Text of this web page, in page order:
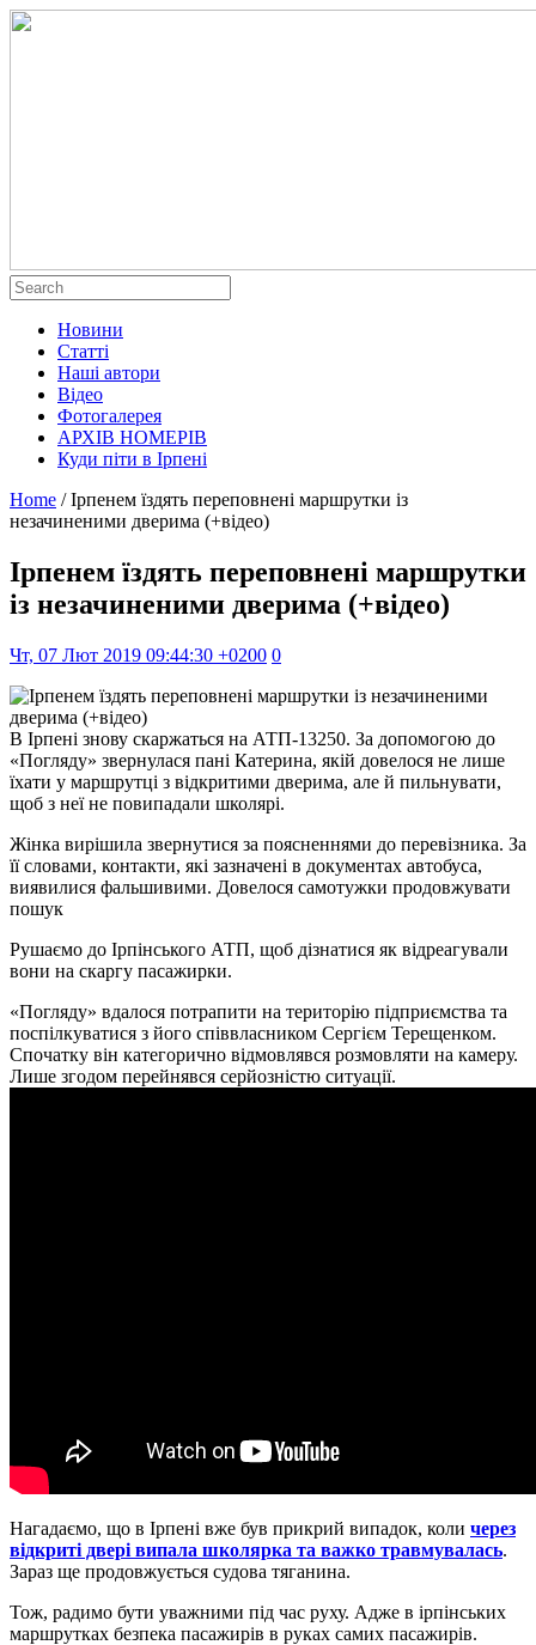
Новини
Статті
Наші автори
Відео
Фотогалерея
АРХІВ НОМЕРІВ
Куди піти в Ірпені
Home / Ірпенем їздять переповнені маршрутки із
незачиненими дверима (+відео)
Ірпенем їздять переповнені маршрутки
із незачиненими дверима (+відео)
Чт, 07 Лют 2019 09:44:30 +0200 0
В Ірпені знову скаржаться на АТП-13250. За допомогою до
«Погляду» звернулася пані Катерина, якій довелося не лише
їхати у маршрутці з відкритими дверима, але й пильнувати,
щоб з неї не повипадали школярі.
Жінка вирішила звернутися за поясненнями до перевізника. За
її словами, контакти, які зазначені в документах автобуса,
виявилися фальшивими. Довелося самотужки продовжувати
пошук
Рушаємо до Ірпінського АТП, щоб дізнатися як відреагували
вони на скаргу пасажирки.
«Погляду» вдалося потрапити на територію підприємства та
поспілкуватися з його співвласником Сергієм Терещенком.
Спочатку він категорично відмовлявся розмовляти на камеру.
Лише згодом перейнявся серйозністю ситуації.
Нагадаємо, що в Ірпені вже був прикрий випадок, коли через
відкриті двері випала школярка та важко травмувалась.
Зараз ще продовжується судова тяганина.
Тож, радимо бути уважними під час руху. Адже в ірпінських
маршрутках безпека пасажирів в руках самих пасажирів.